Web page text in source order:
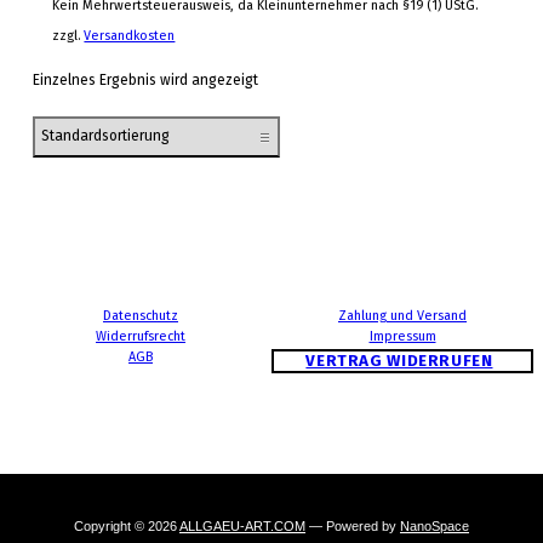
Kein Mehrwertsteuerausweis, da Kleinunternehmer nach §19 (1) UStG.
zzgl.Versandkosten
Einzelnes Ergebnis wird angezeigt
Datenschutz
Zahlung und Versand
Widerrufsrecht
Impressum
AGB
VERTRAG WIDERRUFEN
Copyright © 2026ALLGAEU-ART.COM — Powered by NanoSpace